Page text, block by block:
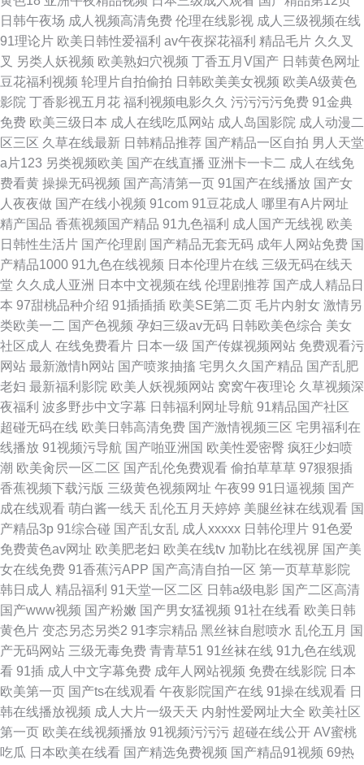
日韩午夜场 成人视频高清免费 伦理在线影视 成人三级视频在线
91理论片 欧美日韩性爱福利 av午夜探花福利 精品毛片 久久叉
叉 另类人妖视频 欧美熟妇穴视频 丁香五月V国产 日韩黄色网址
豆花福利视频 轮理片自拍偷拍 日韩欧美美女视频 欧美A级黄色
影院 丁香影视五月花 福利视频电影久久 污污污污免费 91金典
免费 欧美三级日本 成人在线吃瓜网站 成人岛国影院 成人动漫二
区三区 久草在线最新 日韩精品推荐 国产精品一区自拍 男人天堂
a片123 另类视频欧美 国产在线直播 亚洲卡一卡二 成人在线免
费看黄 操操无码视频 国产高清第一页 91国产在线播放 国产女
人夜夜做 国产在线小视频 91com 91豆花成人 哪里有A片网址
精产国品 香蕉视频国产精品 91九色福利 成人国产无线视 欧美
日韩性生活片 国产伦理剧 国产精品无套无码 成年人网站免费 国
产精品1000 91九色在线视频 日本伦理片在线 三级无码在线天
堂 久久成人亚洲 日本中文视频在线 伦理剧推荐 国产成人精品日
本 97甜桃品种介绍 91插插插 欧美SE第二页 毛片内射女 激情另
类欧美一二 国产色视频 孕妇三级av无码 日韩欧美色综合 美女
社区成人 在线免费看片 日本一级 国产传媒视频网站 免费观看污
网站 最新激情h网站 国产喷浆抽搐 宅男久久国产精品 国产乱肥
老妇 最新福利影院 欧美人妖视频网站 窝窝午夜理论 久草视频深
夜福利 波多野步中文字幕 日韩福利网址导航 91精品国产社区
超碰无码在线 欧美日韩高清免费 国产激情视频三区 宅男福利在
线播放 91视频污导航 国产啪亚洲国 欧美性爱密臀 疯狂少妇喷
潮 欧美肏屄一区二区 国产乱伦免费观看 偷拍草草草 97狠狠插
香蕉视频下载污版 三级黄色视频网址 午夜99 91日逼视频 国产
成在线观看 萌白酱一线天 乱伦五月天婷婷 美腿丝袜在线观看 国
产精品3p 91综合碰 国产乱女乱 成人xxxxx 日韩伦理片 91色爱
免费黄色av网址 欧美肥老妇 欧美在线tv 加勒比在线视屏 国产美
女在线免费 91香蕉污APP 国产高清自拍一区 第一页草草影院
韩日成人 精品福利 91天堂一区二区 日韩a级电影 国产二区高清
国产www视频 国产粉嫩 国产男女猛视频 91社在线看 欧美日韩
黄色片 变态另态另类2 91李宗精品 黑丝袜自慰喷水 乱伦五月 国
产无码网站 三级无毒免费 青青草51 91丝袜在线 91九色在线观
看 91插 成人中文字幕免费 成年人网站视频 免费在线影院 日本
欧美第一页 国产ts在线观看 午夜影院国产在线 91操在线观看 日
韩在线播放视频 成人大片一级天天 内射性爱网址大全 欧美社区
第一页 欧美在线视频播放 91视频污污污 超碰在线公开 AV蜜桃
吃瓜 日本欧美在线看 国产精选免费视频 国产精品91视频 69热